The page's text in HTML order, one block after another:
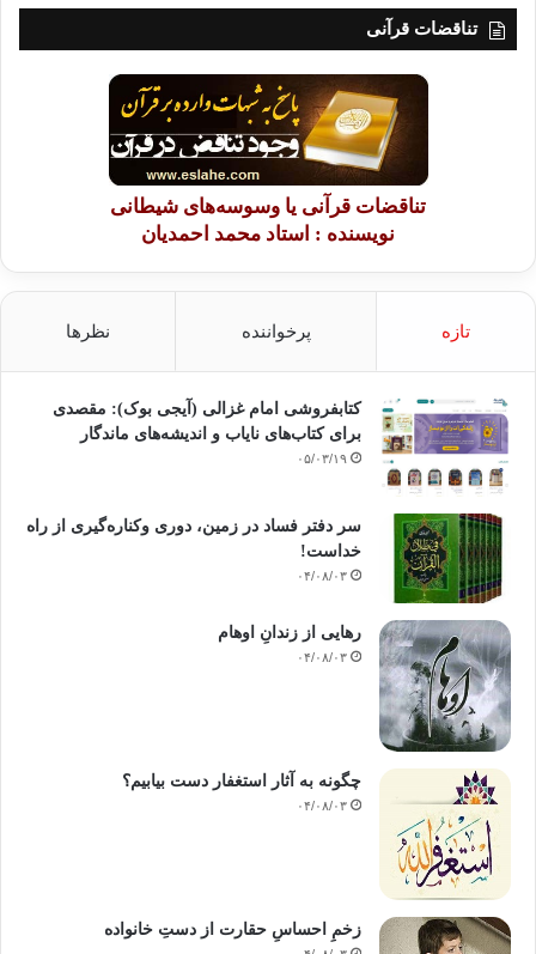
تناقضات قرآنی
تناقضات قرآنی یا وسوسه‌های شیطانی
نویسنده : استاد محمد احمدیان
تازه پرخواننده نظرها
کتابفروشی امام غزالی (آیجی بوک): مقصدی
برای کتاب‌های نایاب و اندیشه‌های ماندگار
۰۵/۰۳/۱۹
سر دفتر فساد در زمین‌، دوری وکناره‌گیری از راه
خداست‌!
۰۴/۰۸/۰۳
رهایی از زندانِ اوهام
۰۴/۰۸/۰۳
چگونه به آثار استغفار دست بیابیم؟
۰۴/۰۸/۰۳
زخمِ احساسِ حقارت از دستِ خانواده